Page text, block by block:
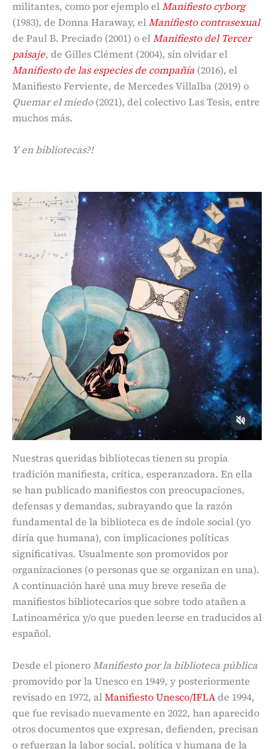
militantes, como por ejemplo elManifiesto cyborg
(1983), de Donna Haraway, elManifiesto contrasexual
de Paul B. Preciado (2001) o elManifiesto del Tercer
paisaje, de Gilles Clément (2004), sin olvidar el
Manifiesto de las especies de compañía (2016), el
Manifiesto Ferviente, de Mercedes Villalba (2019) o
Quemar el miedo(2021), del colectivo Las Tesis, entre
muchos más.
Y en bibliotecas?!
Nuestras queridas bibliotecas tienen su propia
tradición manifiesta, crítica, esperanzadora. En ella
se han publicado manifiestos con preocupaciones,
defensas y demandas, subrayando que la razón
fundamental de la biblioteca es de índole social (yo
diría que humana), con implicaciones políticas
significativas. Usualmente son promovidos por
organizaciones (o personas que se organizan en una).
A continuación haré una muy breve reseña de
manifiestos bibliotecarios que sobre todo atañen a
Latinoamérica y/o que pueden leerse en traducidos al
español.
Desde el pioneroManifiesto por la biblioteca pública
promovido por la Unesco en 1949, y posteriormente
revisado en 1972, alManifiesto Unesco/IFLAde 1994,
que fue revisado nuevamente en 2022, han aparecido
otros documentos que expresan, defienden, precisan
o refuerzan la labor social, política y humana de la